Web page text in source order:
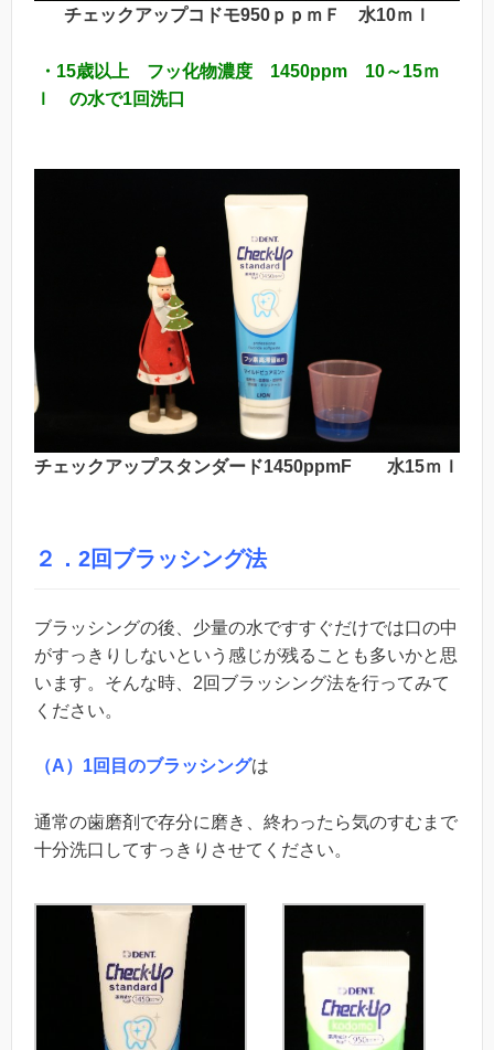
チェックアップコドモ950ｐｐｍＦ 水10ｍｌ
・15歳以上 フッ化物濃度 1450ppm 10～15ｍ
ｌ の水で1回洗口
チェックアップスタンダード1450ppmF 水15ｍｌ
２．2回ブラッシング法
ブラッシングの後、少量の水ですすぐだけでは口の中
がすっきりしないという感じが残ることも多いかと思
います。そんな時、2回ブラッシング法を行ってみて
ください。
（A）1回目のブラッシングは
通常の歯磨剤で存分に磨き、終わったら気のすむまで
十分洗口してすっきりさせてください。